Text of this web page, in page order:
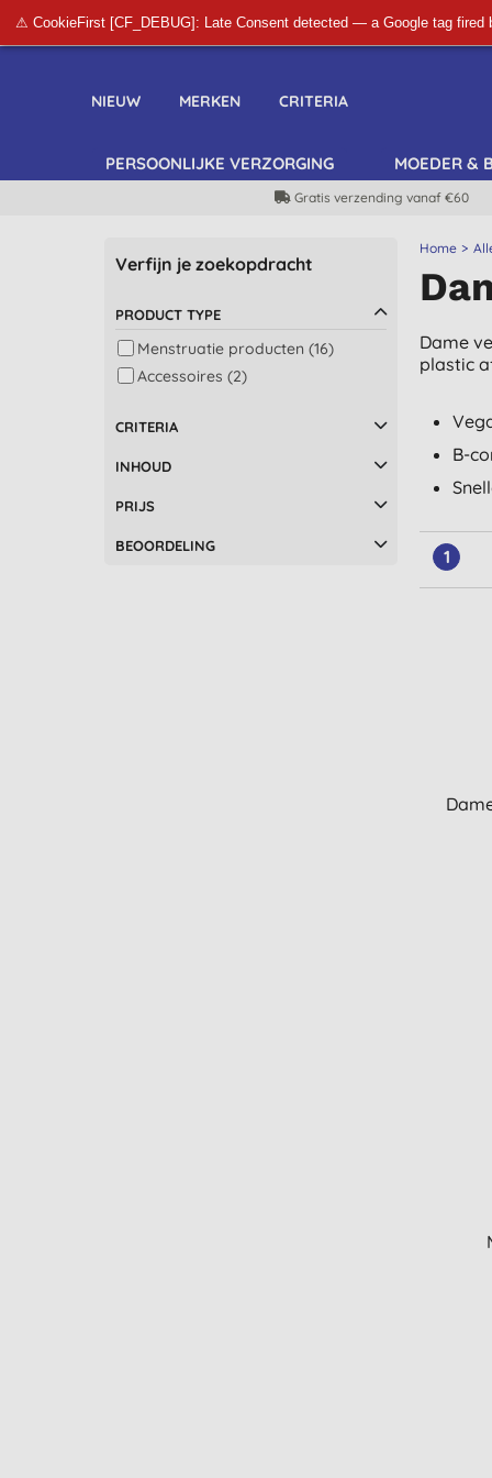
⚠ CookieFirst [CF_DEBUG]: Late Consent detected — a Google tag fired
NIEUW MERKEN CRITERIA
PERSOONLIJKE VERZORGING MOEDER &
Gratis verzending vanaf €60
Home
Dame
plastic
B-
1
Verfijn je zoekopdracht
PRODUCT TYPE
Menstruatie producten (16)
Accessoires (2)
CRITERIA
INHOUD
PRIJS
BEOORDELING